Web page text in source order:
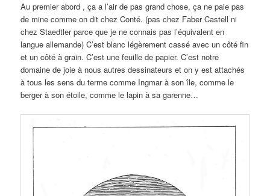
Au premier abord , ça a l’air de pas grand chose, ça ne paie pas
de mine comme on dit chez Conté. (pas chez Faber Castell ni
chez Staedtler parce que je ne connais pas l’équivalent en
langue allemande) C’est blanc légèrement cassé avec un côté fin
et un côté à grain. C’est une feuille de papier. C’est notre
domaine de joie à nous autres dessinateurs et on y est attachés
à tous les sens du terme comme Ingmar à son île, comme le
berger à son étoile, comme le lapin à sa garenne…